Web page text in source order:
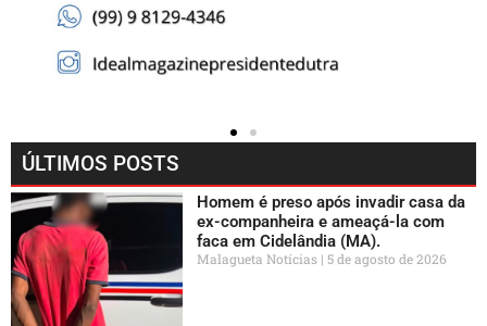
ÚLTIMOS POSTS
Homem é preso após invadir casa da
ex-companheira e ameaçá-la com
faca em Cidelândia (MA).
Malagueta Notícias 5 de agosto de 2026